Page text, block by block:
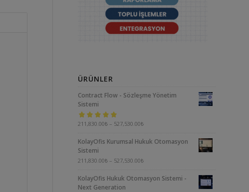
ÜRÜNLER
Contract Flow - Sözleşme Yönetim
Sistemi
5 üzerinden
211,830.00₺ – 527,530.00₺
KolayOfis Kurumsal Hukuk Otomasyon
Sistemi
211,830.00₺ – 527,530.00₺
KolayOfis Hukuk Otomasyon Sistemi -
Next Generation